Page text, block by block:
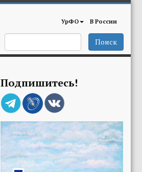
УрФО В России
Поиск
Подпишитесь!